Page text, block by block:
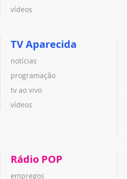
vídeos
TV Aparecida
notícias
programação
tv ao vivo
vídeos
Rádio POP
empregos